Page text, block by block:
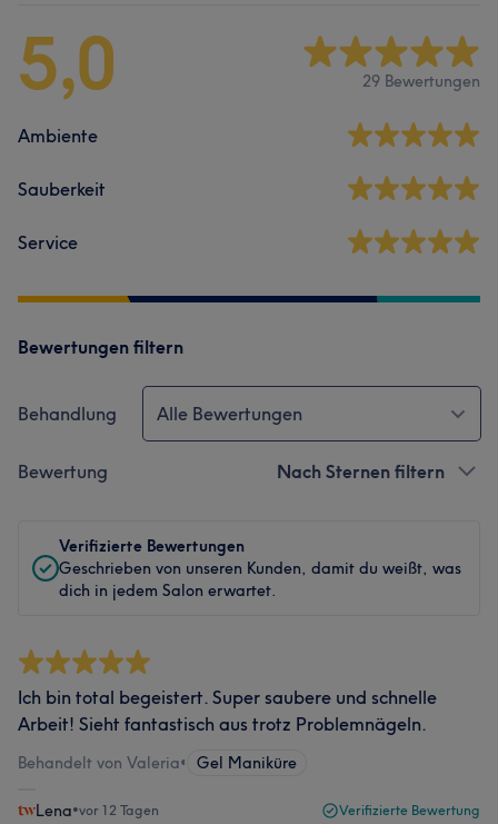
5,0 29 Bewertungen
Ambiente
Sauberkeit
Service
Bewertungen filtern
Behandlung Alle Bewertungen
Bewertung Nach Sternen filtern
Verifizierte Bewertungen
Geschrieben von unseren Kunden, damit du weißt, was
dich in jedem Salon erwartet.
Ich bin total begeistert. Super saubere und schnelle
Arbeit! Sieht fantastisch aus trotz Problemnägeln.
Behandelt von Valeria• Gel Maniküre
Lena•vor 12 Tagen Verifizierte Bewertung